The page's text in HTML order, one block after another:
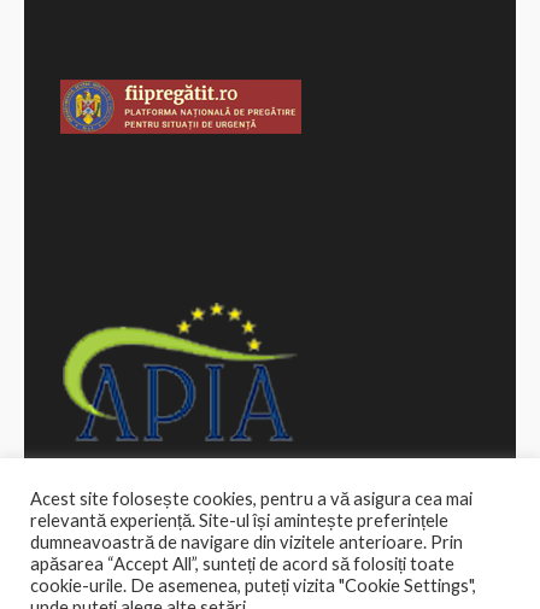
Drepturi de autor ©2026Primăria Comunei Bozieni
Acest site folosește cookies, pentru a vă asigura cea mai
relevantă experiență. Site-ul își amintește preferințele
dumneavoastră de navigare din vizitele anterioare. Prin
apăsarea “Accept All”, sunteți de acord să folosiți toate
cookie-urile. De asemenea, puteți vizita "Cookie Settings",